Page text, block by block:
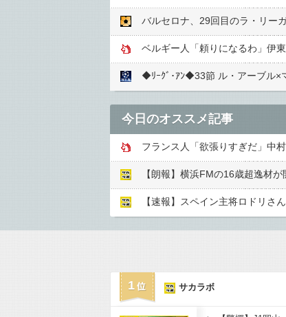
バルセロナ、29回目のラ・リー
◆ﾘｰｸﾞ･ｱﾝ◆33節 ル・アーブル×
今日のオススメ記事
【朗報】横浜FMの16歳超逸材
【速報】スペイン主将ロドリさ
1 サカラボ